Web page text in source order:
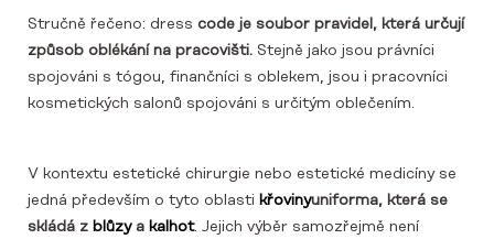
Stručně řečeno: dress code je soubor pravidel, která určují
způsob oblékání na pracovišti. Stejně jako jsou právníci
spojováni s tógou, finančníci s oblekem, jsou i pracovníci
kosmetických salonů spojováni s určitým oblečením.
V kontextu estetické chirurgie nebo estetické medicíny se
jedná především o tyto oblasti křovinyuniforma, která se
skládá z blůzya kalhot. Jejich výběr samozřejmě není